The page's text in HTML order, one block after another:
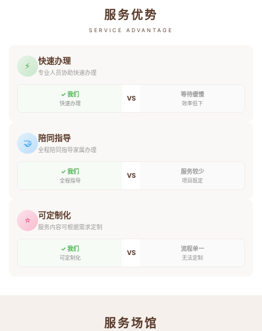
服务优势
SERVICE ADVANTAGE
⚡ 快速办理
专业人员协助快速办理
✓ 我们
快速办理
VS 等待缓慢
效率低下
🤝 陪同指导
全程陪同指导家属办理
✓ 我们
全程指导
VS 服务较少
项目既定
⭐ 可定制化
服务内容可根据需求定制
✓ 我们
可定制化
VS 流程单一
无法定制
服务场馆